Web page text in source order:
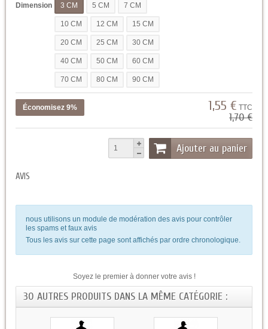
Dimension 3 CM 5 CM 7 CM
10 CM 12 CM 15 CM
20 CM 25 CM 30 CM
40 CM 50 CM 60 CM
70 CM 80 CM 90 CM
Économisez 9% 1,55 € TTC
1,70 €
Ajouter au panier
AVIS
nous utilisons un module de modération des avis pour contrôler
les spams et faux avis
Tous les avis sur cette page sont affichés par ordre chronologique.
Soyez le premier à donner votre avis !
30 AUTRES PRODUITS DANS LA MÊME CATÉGORIE :